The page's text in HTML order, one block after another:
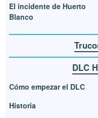
El incidente de Huerto
Blanco
DLC
Cómo empezar el DLC
Historia